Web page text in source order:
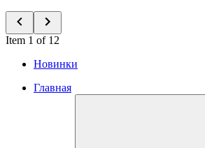
Item 1 of 12
Новинки
Главная